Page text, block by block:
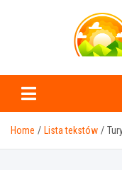
Home Lista tekstów